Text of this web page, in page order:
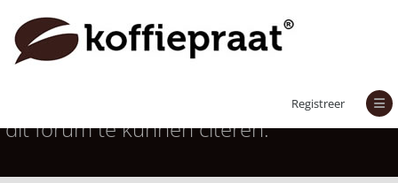
Registreer
Je moet aangemeld zijn om berichten in
dit forum te kunnen citeren.